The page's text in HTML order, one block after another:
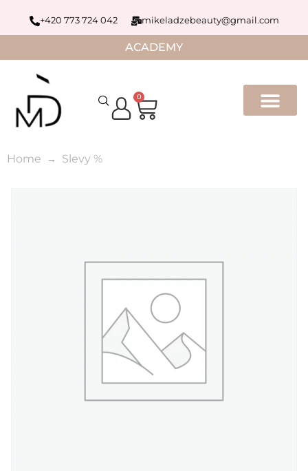
+420 773 724 042 mikeladzebeauty@gmail.com
ACADEMY
0
Home Slevy %